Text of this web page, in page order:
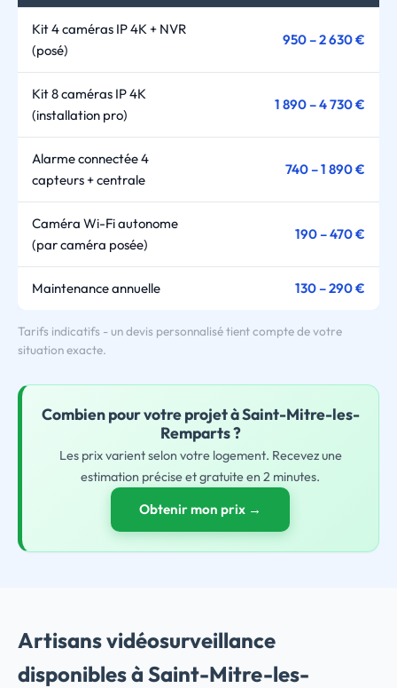
Kit 4 caméras IP 4K + NVR
(posé)
950 – 2 630 €
Kit 8 caméras IP 4K
(installation pro)
1 890 – 4 730 €
Alarme connectée 4
capteurs + centrale
740 – 1 890 €
Caméra Wi-Fi autonome
(par caméra posée)
190 – 470 €
Maintenance annuelle 130 – 290 €
Tarifs indicatifs - un devis personnalisé tient compte de votre
situation exacte.
Combien pourvotreprojet à Saint-Mitre-les-
Remparts ?
Les prix varient selon votre logement. Recevez une
estimation précise et gratuite en 2 minutes.
Obtenir mon prix →
Artisans vidéosurveillance
disponibles à Saint-Mitre-les-